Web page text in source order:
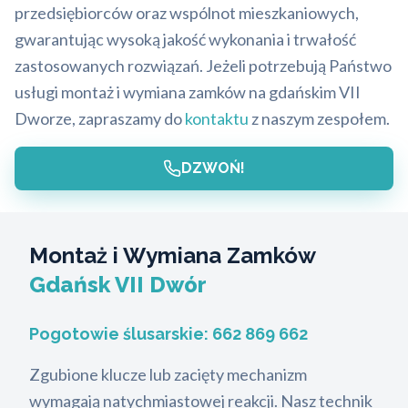
przedsiębiorców oraz wspólnot mieszkaniowych,
gwarantując wysoką jakość wykonania i trwałość
zastosowanych rozwiązań. Jeżeli potrzebują Państwo
usługi montaż i wymiana zamków na gdańskim VII
Dworze, zapraszamy dokontaktu z naszym zespołem.
DZWOŃ!
Montaż i Wymiana Zamków
Gdańsk VII Dwór
Pogotowie ślusarskie: 662 869 662
Zgubione klucze lub zacięty mechanizm
wymagają natychmiastowej reakcji. Nasz technik